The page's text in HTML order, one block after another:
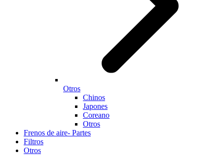
Otros
Chinos
Japones
Coreano
Otros
Frenos de aire- Partes
Filtros
Otros